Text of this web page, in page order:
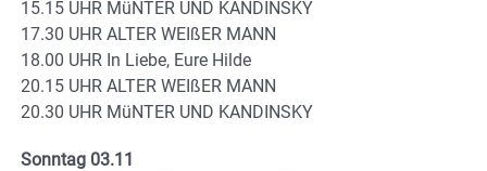
15.15 UHR MüNTER UND KANDINSKY
17.30 UHR ALTER WEIßER MANN
18.00 UHR In Liebe, Eure Hilde
20.15 UHR ALTER WEIßER MANN
20.30 UHR MüNTER UND KANDINSKY
Sonntag 03.11